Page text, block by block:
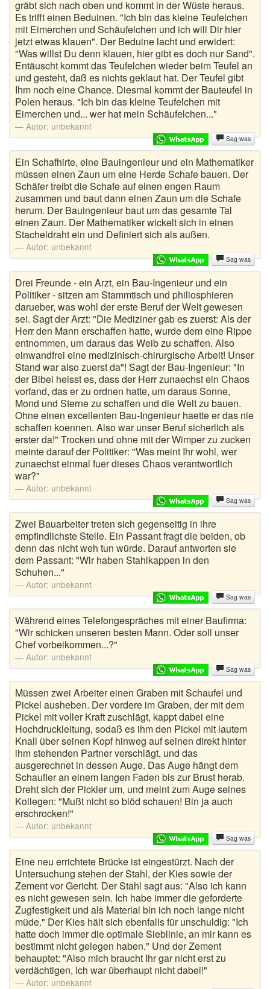
gräbt sich nach oben und kommt in der Wüste heraus.
Es trifft einen Beduinen. "Ich bin das kleine Teufelchen
mit Eimerchen und Schäufelchen und ich will Dir hier
jetzt etwas klauen". Der Beduine lacht und erwidert:
"Was willst Du denn klauen, hier gibt es doch nur Sand".
Entäuscht kommt das Teufelchen wieder beim Teufel an
und gesteht, daß es nichts geklaut hat. Der Teufel gibt
Ihm noch eine Chance. Diesmal kommt der Bauteufel in
Polen heraus. "Ich bin das kleine Teufelchen mit
Eimerchen und... wer hat mein Schäufelchen..."
Autor: unbekannt
Sag was
Ein Schafhirte, eine Bauingenieur und ein Mathematiker
müssen einen Zaun um eine Herde Schafe bauen. Der
Schäfer treibt die Schafe auf einen engen Raum
zusammen und baut dann einen Zaun um die Schafe
herum. Der Bauingenieur baut um das gesamte Tal
einen Zaun. Der Mathematiker wickelt sich in einen
Stacheldraht ein und Definiert sich als außen.
Autor: unbekannt
Sag was
Drei Freunde - ein Arzt, ein Bau-Ingenieur und ein
Politiker - sitzen am Stammtisch und philiosphieren
darueber, was wohl der erste Beruf der Welt gewesen
sei. Sagt der Arzt: "Die Mediziner gab es zuerst: Als der
Herr den Mann erschaffen hatte, wurde dem eine Rippe
entnommen, um daraus das Weib zu schaffen. Also
einwandfrei eine medizinisch-chirurgische Arbeit! Unser
Stand war also zuerst da"! Sagt der Bau-Ingenieur: "In
der Bibel heisst es, dass der Herr zunaechst ein Chaos
vorfand, das er zu ordnen hatte, um daraus Sonne,
Mond und Sterne zu schaffen und die Welt zu bauen.
Ohne einen excellenten Bau-Ingenieur haette er das nie
schaffen koennen. Also war unser Beruf sicherlich als
erster da!" Trocken und ohne mit der Wimper zu zucken
meinte darauf der Politiker: "Was meint Ihr wohl, wer
zunaechst einmal fuer dieses Chaos verantwortlich
war?"
Autor: unbekannt
Sag was
Zwei Bauarbeiter treten sich gegenseitig in ihre
empfindlichste Stelle. Ein Passant fragt die beiden, ob
denn das nicht weh tun würde. Darauf antworten sie
dem Passant: "Wir haben Stahlkappen in den
Schuhen..."
Autor: unbekannt
Sag was
Während eines Telefongespräches mit einer Baufirma:
"Wir schicken unseren besten Mann. Oder soll unser
Chef vorbeikommen...?"
Autor: unbekannt
Sag was
Müssen zwei Arbeiter einen Graben mit Schaufel und
Pickel ausheben. Der vordere im Graben, der mit dem
Pickel mit voller Kraft zuschlägt, kappt dabei eine
Hochdruckleitung, sodaß es ihm den Pickel mit lautem
Knall über seinen Kopf hinweg auf seinen direkt hinter
ihm stehenden Partner verschlägt, und das
ausgerechnet in dessen Auge. Das Auge hängt dem
Schaufler an einem langen Faden bis zur Brust herab.
Dreht sich der Pickler um, und meint zum Auge seines
Kollegen: "Mußt nicht so blöd schauen! Bin ja auch
erschrocken!"
Autor: unbekannt
Sag was
Eine neu errichtete Brücke ist eingestürzt. Nach der
Untersuchung stehen der Stahl, der Kies sowie der
Zement vor Gericht. Der Stahl sagt aus: "Also ich kann
es nicht gewesen sein. Ich habe immer die geforderte
Zugfestigkeit und als Material bin ich noch lange nicht
müde." Der Kies hält sich ebenfalls für unschuldig: "Ich
hatte doch immer die optimale Sieblinie, an mir kann es
bestimmt nicht gelegen haben." Und der Zement
behauptet: "Also mich braucht Ihr gar nicht erst zu
verdächtigen, ich war überhaupt nicht dabei!"
Autor: unbekannt